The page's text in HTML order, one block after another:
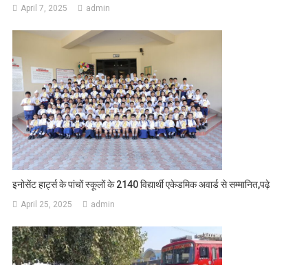
April 7, 2025 admin
इनोसेंट हार्ट्स के पांचों स्कूलों के 2140 विद्यार्थी एकेडमिक अवार्ड से सम्मानित,पढ़े
April 25, 2025 admin